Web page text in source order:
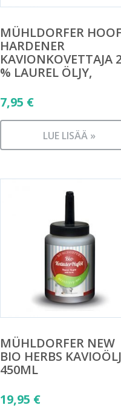
MÜHLDORFER HOOF
HARDENER
KAVIONKOVETTAJA
% LAUREL ÖLJY,
7,95 €
LUE LISÄÄ »
MÜHLDORFER NEW
BIO HERBS
450ML
19,95 €